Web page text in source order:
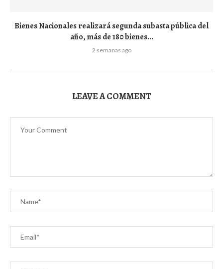
Bienes Nacionales realizará segunda subasta pública del
año, más de 180 bienes...
2 semanas ago
LEAVE A COMMENT